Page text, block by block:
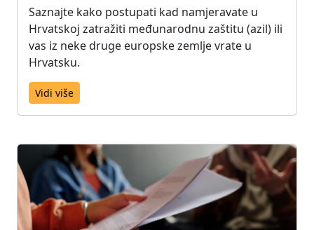
Saznajte kako postupati kad namjeravate u
Hrvatskoj zatražiti međunarodnu zaštitu (azil) ili
vas iz neke druge europske zemlje vrate u
Hrvatsku.
Vidi više